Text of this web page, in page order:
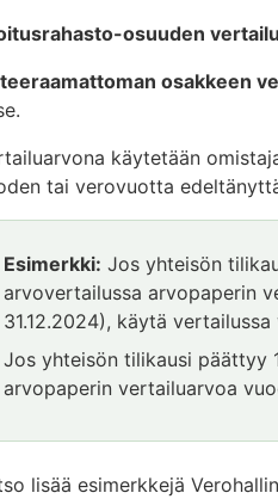
osuuden
osakkeen
käytetään
tai verovuotta
Esimerkki
alkaa
Esimerkki: Jos yhteisön
arvovertailussa arvopaperin
31.12.2024), käytä
Jos yhteisön tilikausi päättyy
arvopaperin vertailuarvoa
lisää esimerkkejä